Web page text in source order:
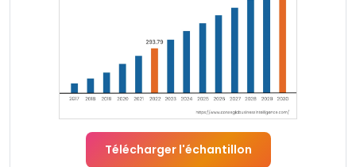
Télécharger l'échantillon